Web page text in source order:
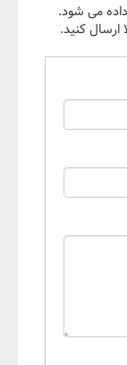
می شود.
ارسال کنید.